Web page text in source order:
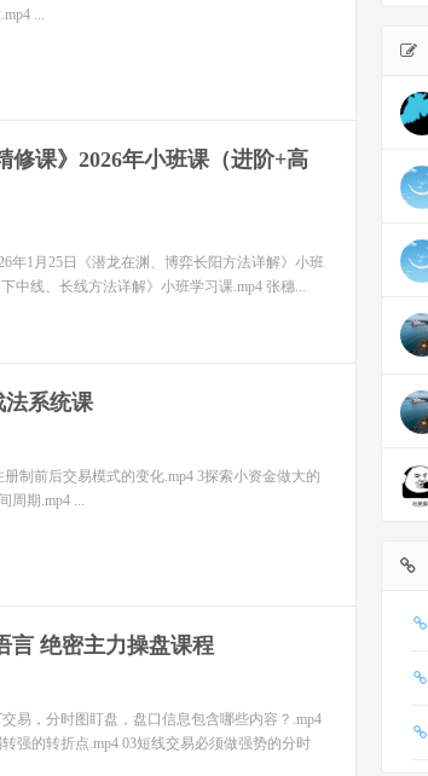
...
修课》2026年小班课（进阶+高
年1月25日《潜龙在渊、博弈长阳方法详解》小班
中线、长线方法详解》小班学习课.mp4 张穗...
法系统课
制前后交易模式的变化.mp4 3探索小资金做大的
周期.mp4 ...
言 绝密主力操盘课程
易，分时图盯盘，盘口信息包含哪些内容？.mp4
强的转折点.mp4 03短线交易必须做强势的分时